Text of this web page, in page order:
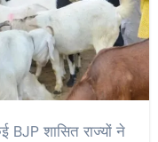
शासित राज्यों ने